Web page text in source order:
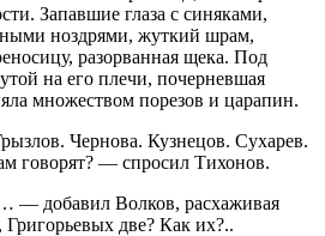
Запавшие глаза с синяками,
ноздрями, жуткий шрам,
разорванная щека. Под
на его плечи, почерневшая
множеством порезов и царапин.
Чернова. Кузнецов. Сухарев.
говорят? — спросил Тихонов.
— добавил Волков, расхаживая
две? Как их?..